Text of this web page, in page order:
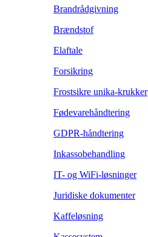
Brandrådgivning
Brændstof
Elaftale
Forsikring
Frostsikre unika-krukker
Fødevarehåndtering
GDPR-håndtering
Inkassobehandling
IT- og WiFi-løsninger
Juridiske dokumenter
Kaffeløsning